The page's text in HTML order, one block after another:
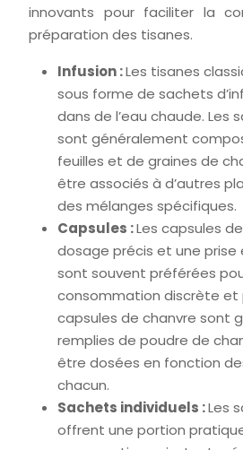
innovants pour faciliter la
préparation des tisanes.
Infusion :Les tisanes
sous forme de sachets
dans de l’eau chaude. Les
sont généralement
feuilles et de graines de
être associés à d’autres
des mélanges spécifiques.
Capsules :Les capsules
dosage précis et une prise
sont souvent préférées
consommation discrète et
capsules de chanvre sont
remplies de poudre de
être dosées en fonction
chacun.
Sachets individuels :Les
offrent une portion